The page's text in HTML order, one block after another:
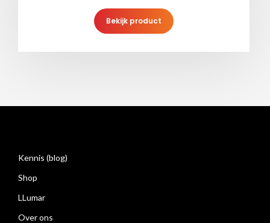
Bekijk product
Kennis (blog)
Shop
LLumar
Over ons